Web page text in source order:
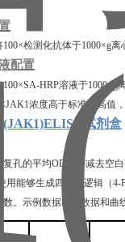
100×检测化抗体于1000×g
配置
100×SA-HRP溶液于1000×g
JAK1浓度高于标准品高值
试剂盒
复孔的平均OD值并减去空
用能够生成四参数逻辑（
。示例数据以下数据和曲